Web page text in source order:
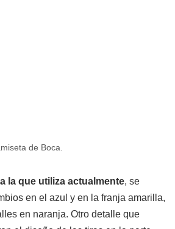
de Boca.
la que utiliza actualmente, se
en el azul y en la franja amarilla,
en naranja. Otro detalle que